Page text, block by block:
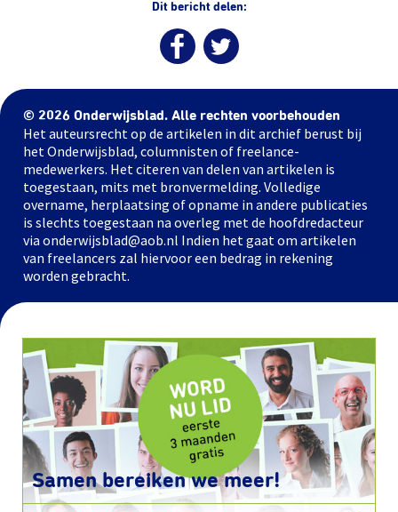
Dit bericht delen:
© 2026 Onderwijsblad. Alle rechten voorbehouden
Het auteursrecht op de artikelen in dit archief berust bij
het Onderwijsblad, columnisten of freelance-
medewerkers. Het citeren van delen van artikelen is
toegestaan, mits met bronvermelding. Volledige
overname, herplaatsing of opname in andere publicaties
is slechts toegestaan na overleg met de hoofdredacteur
via onderwijsblad@aob.nl Indien het gaat om artikelen
van freelancers zal hiervoor een bedrag in rekening
worden gebracht.
Samen bereiken we meer!